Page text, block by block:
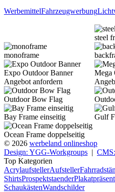
WerbemittelFahrzeugwerbung
steel
monoframe
Expo Outdoor Banner
Angebot anfordern
Mega
Outdoor Bow Flag
Bay Frame einseitig Gulf
Ocean Frame doppelseitig
© 2026 werbeland onlineshop
Design: YGG-Workgroups |
Top Kategorien
AcrylaufstellerAufsteller
ShirtsProspektstaender
SchaukästenWandschilder